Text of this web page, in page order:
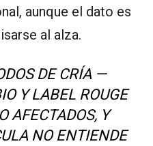
aunque el dato es
al alza.
DE CRÍA —
Y LABEL ROUGE
AFECTADOS, Y
NO ENTIENDE